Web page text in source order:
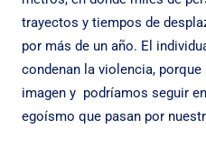
trayectos y tiempos de
por más de un año. El
condenan la violencia,
imagen y podríamos seguir
egoísmo que pasan por